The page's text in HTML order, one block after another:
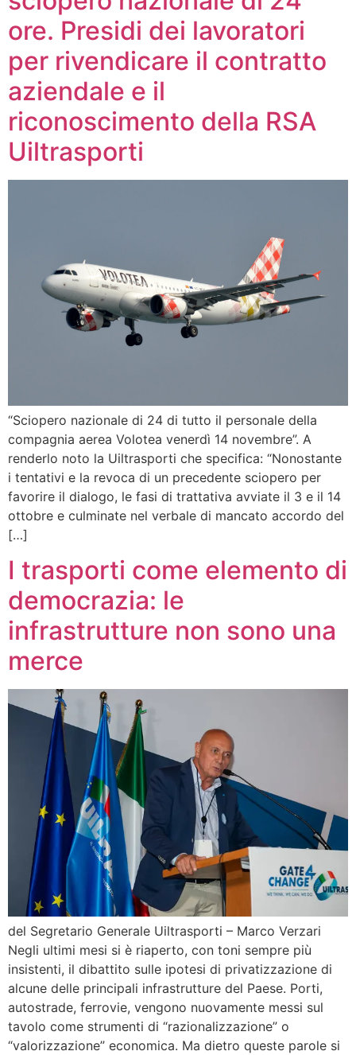
ore. Presidi dei lavoratori
per rivendicare il contratto
aziendale e il
riconoscimento della RSA
Uiltrasporti
“Sciopero nazionale di 24 di tutto il personale della
compagnia aerea Volotea venerdì 14 novembre”. A
renderlo noto la Uiltrasporti che specifica: “Nonostante
i tentativi e la revoca di un precedente sciopero per
favorire il dialogo, le fasi di trattativa avviate il 3 e il 14
ottobre e culminate nel verbale di mancato accordo del
[…]
I trasporti come elemento di
democrazia: le
infrastrutture non sono una
merce
del Segretario Generale Uiltrasporti – Marco Verzari
Negli ultimi mesi si è riaperto, con toni sempre più
insistenti, il dibattito sulle ipotesi di privatizzazione di
alcune delle principali infrastrutture del Paese. Porti,
autostrade, ferrovie, vengono nuovamente messi sul
tavolo come strumenti di “razionalizzazione” o
“valorizzazione” economica. Ma dietro queste parole si